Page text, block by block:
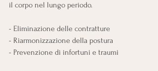
il corpo nel lungo periodo.
- Eliminazione delle contratture
- Riarmonizzazione della postura
- Prevenzione di infortuni e traumi